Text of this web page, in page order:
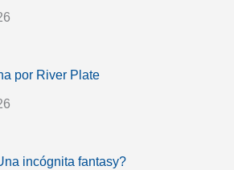
por River Plate
incógnita fantasy?